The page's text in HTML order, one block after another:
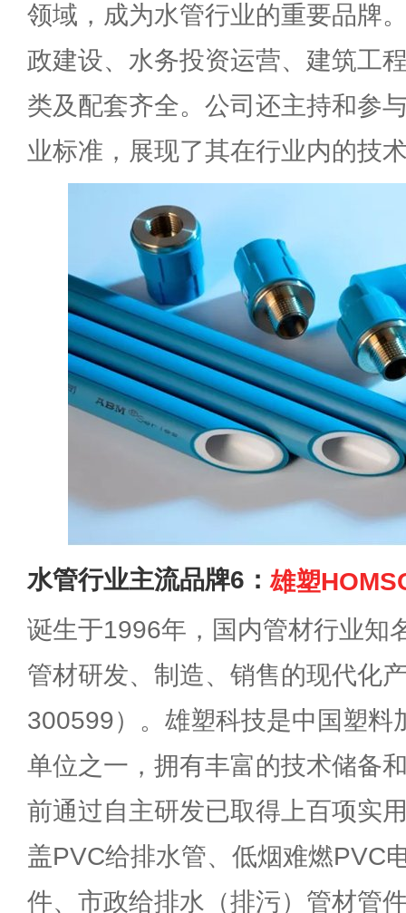
领域，成为水管行业的重要品牌
政建设、水务投资运营、建筑工
类及配套齐全。公司还主持和参
业标准，展现了其在行业内的技
水管行业主流品牌6：雄塑
诞生于1996年，国内管材行业知
管材研发、制造、销售的现代化
300599）。雄塑科技是中国塑料
单位之一，拥有丰富的技术储备
前通过自主研发已取得上百项实
盖PVC给排水管、低烟难燃PVC
件、市政给排水（排污）管材管